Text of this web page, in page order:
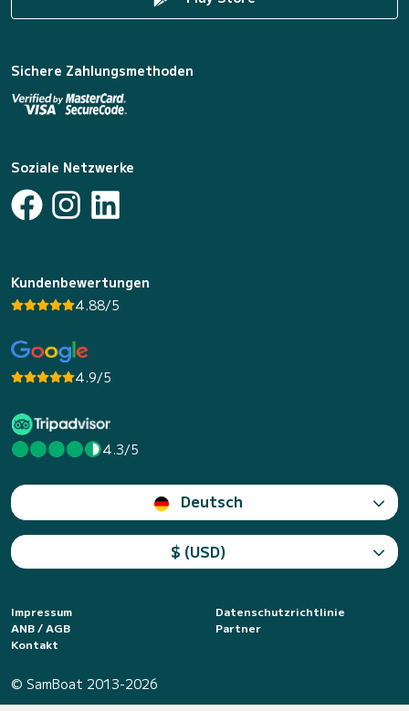
Sichere Zahlungsmethoden
Soziale Netzwerke
Kundenbewertungen
4.88/5
4.9/5
4.3/5
Deutsch
$ (USD)
Impressum
Datenschutzrichtlinie
ANB / AGB
Partner
Kontakt
© SamBoat 2013-2026